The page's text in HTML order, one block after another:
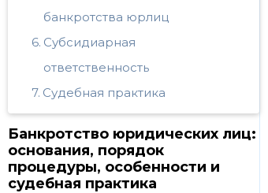
банкротства юрлиц
Субсидиарная
ответственность
Судебная практика
Банкротство юридических лиц:
основания, порядок
процедуры, особенности и
судебная практика